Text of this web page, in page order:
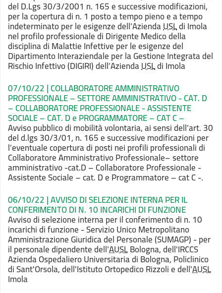
del D.Lgs 30/3/2001 n. 165 e successive modificazioni,
per la copertura di n. 1 posto a tempo pieno e a tempo
indeterminato per le esigenze dell’AziendaUSLdi Imola
nel profilo professionale di Dirigente Medico della
disciplina di Malattie Infettive per le esigenze del
Dipartimento Interaziendale per la Gestione Integrata del
Rischio Infettivo (DIGIRI) dell’AziendaUSLdi Imola
07/10/22 | COLLABORATORE AMMINISTRATIVO
PROFESSIONALE – SETTORE AMMINISTRATIVO - CAT. D
– COLLABORATORE PROFESSIONALE - ASSISTENTE
SOCIALE – CAT. D e PROGRAMMATORE – CAT C –
Avviso pubblico di mobilità volontaria, ai sensi dell’art. 30
del d.lgs 30/3/01, n. 165 e successive modificazioni per
l’eventuale copertura di posti nei profili professionali di
Collaboratore Amministrativo Professionale– settore
amministrativo -cat.D – Collaboratore Professionale -
Assistente Sociale – cat. D e Programmatore – cat C -.
06/10/22 | AVVISO DI SELEZIONE INTERNA PER IL
CONFERIMENTO DI N. 10 INCARICHI DI FUNZIONE
Avviso di selezione interna per il conferimento di n. 10
incarichi di funzione - Servizio Unico Metropolitano
Amministrazione Giuridica del Personale (SUMAGP) - per
il personale dipendente dell’AUSLBologna, dell'IRCCS
Azienda Ospedaliero Universitaria di Bologna, Policlinico
di Sant'Orsola, dell'Istituto Ortopedico Rizzoli e dell'AUSL
Imola